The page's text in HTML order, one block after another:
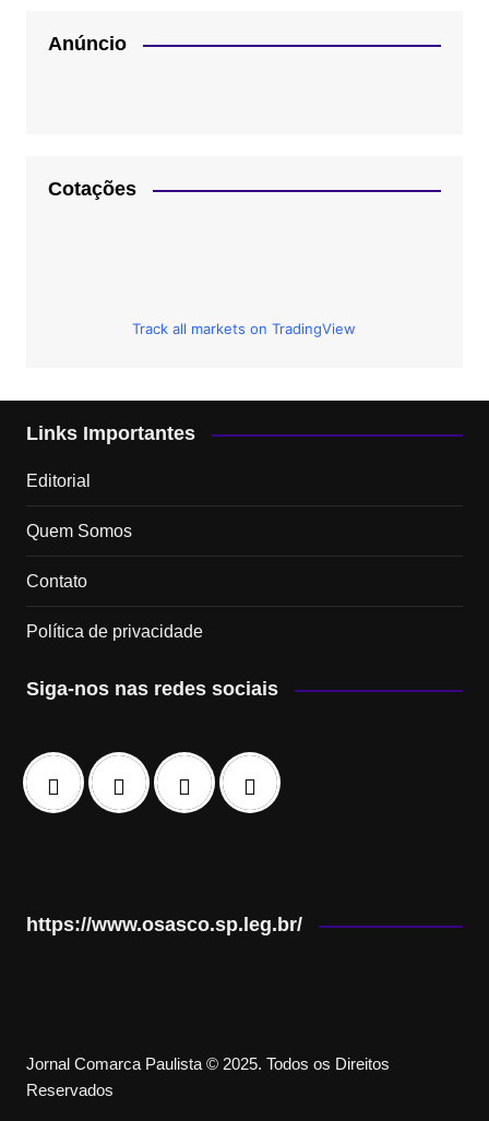
Anúncio
Cotações
Track all markets on TradingView
Links Importantes
Editorial
Quem Somos
Contato
Política de privacidade
Siga-nos nas redes sociais
https://www.osasco.sp.leg.br/
Jornal Comarca Paulista © 2025. Todos os Direitos
Reservados